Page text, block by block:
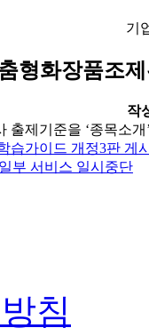
기
형화장품조
작
출제기준을 ‘종목소
습가이드 개정3판 게
부 서비스 일시중단
침